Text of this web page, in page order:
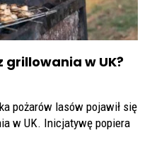
grillowania w UK?
pożarów lasów pojawił się
w UK. Inicjatywę popiera